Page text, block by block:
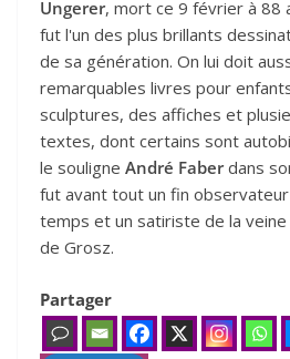
Ungerer, mort ce 9 février à 88
fut l'un des plus brillants
de sa génération. On lui doit
remarquables livres pour
sculptures, des affiches et
textes, dont certains sont
le souligne André Faberdans
fut avant tout un fin
temps et un satiriste de la
de Grosz.
Partager